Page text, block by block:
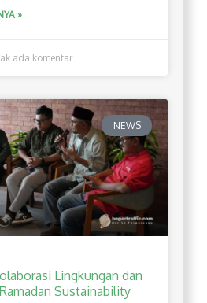
»
ada komentar
NEWS
Lingkungan dan
Sustainability